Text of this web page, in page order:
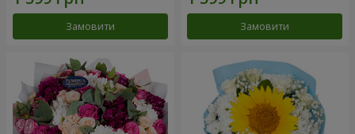
Замовити Замовити